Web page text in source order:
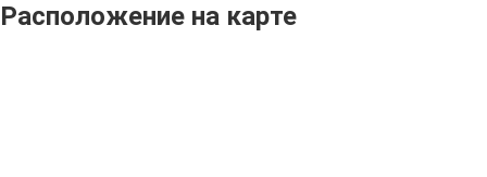
Расположение на карте